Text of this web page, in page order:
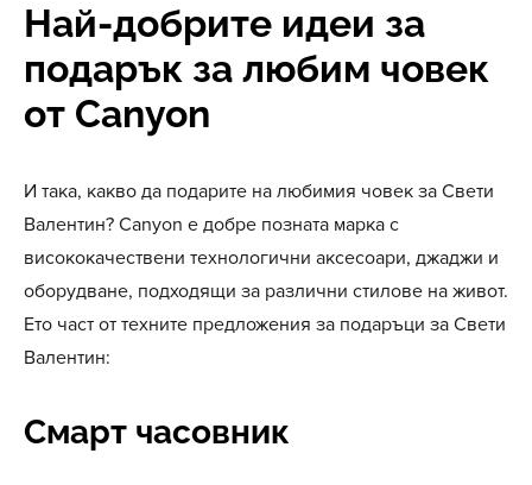
Най-добрите идеи за
подарък за любим човек
от Canyon
И така, какво да подарите на любимия човек за Свети
Валентин? Canyon е добре позната марка с
висококачествени технологични аксесоари, джаджи и
оборудване, подходящи за различни стилове на живот.
Ето част от техните предложения за подаръци за Свети
Валентин:
Смарт часовник